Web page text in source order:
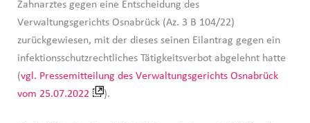
Zahnarztes gegen eine Entscheidung des
Verwaltungsgerichts Osnabrück (Az. 3 B 104/22)
zurückgewiesen, mit der dieses seinen Eilantrag gegen ein
infektionsschutzrechtliches Tätigkeitsverbot abgelehnt hatte
(vgl. Pressemitteilung des Verwaltungsgerichts Osnabrück
vom 25.07.2022
).